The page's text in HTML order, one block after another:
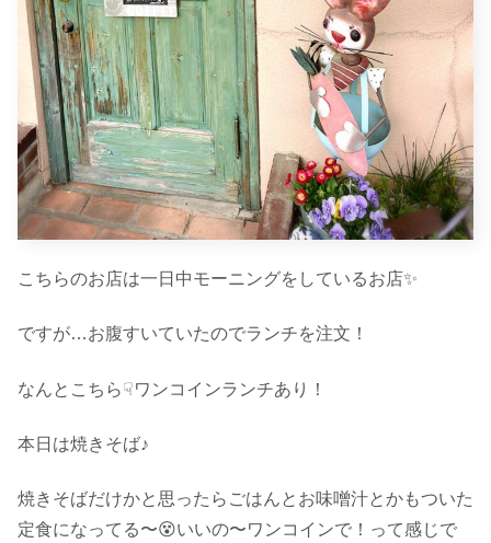
こちらのお店は一日中モーニングをしているお店✨
ですが…お腹すいていたのでランチを注文！
なんとこちら☟ワンコインランチあり！
本日は焼きそば♪
焼きそばだけかと思ったらごはんとお味噌汁とかもついた
定食になってる〜😵いいの〜ワンコインで！って感じで